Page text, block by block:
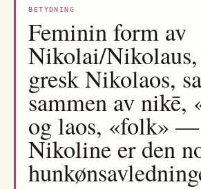
BETYDNING
Feminin form av
Nikolai/
gresk Nikolaos,
sammen av nikē,
og laos, «folk» —
Nikoline er den